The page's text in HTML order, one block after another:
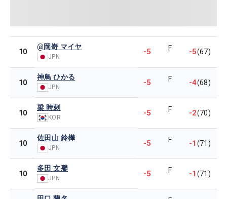
10
@岡嵜 マイヤ
JPN
-5 F -5(67)
10
神鳥 ひかる
JPN -5 F -4(68)
10
梁 時刺
KOR -5 F -2(70)
10
佐田山 鈴樺
JPN -5 F -1(71)
10
多田 文馨
JPN -5 F -1(71)